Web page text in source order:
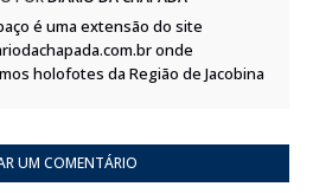
é uma extensão do site
onde
holofotes da Região de Jacobina
UM COMENTÁRIO